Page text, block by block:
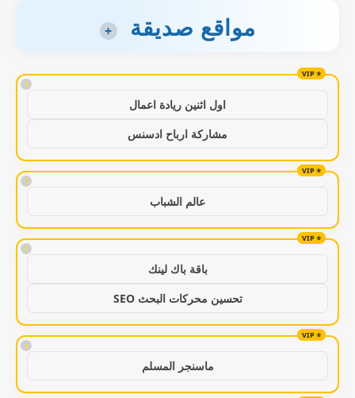
مواقع صديقة +
!
اول اثنين ريادة اعمال
مشاركة ارباح ادسنس
!
عالم الشباب
!
باقة باك لينك
تحسين محركات البحث SEO
!
ماسنجر المسلم